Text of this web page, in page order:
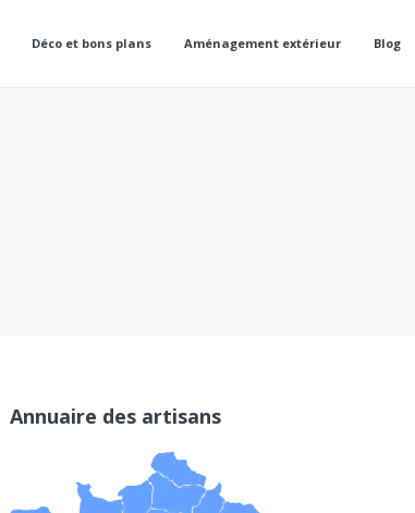
Déco et bons plans Aménagement extérieur Blog
Annuaire des artisans